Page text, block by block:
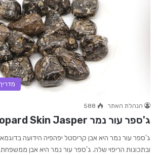
הנהלת האתר 588
ג'ספר עור נמר Leopard Skin Jasper
ג'ספר עור נמר היא אבן קריסטל יפהפיה הידועה
ובתכונות הריפוי שלה. ג'ספר עור נמר היא אבן